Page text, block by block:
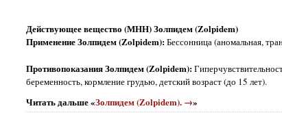
Действующее вещество (МНН) Золпидем (Zolpidem)
Применение Золпидем (Zolpidem):Бессонница (аномальная,
Противопоказания Золпидем (Zolpidem):
беременность, кормление грудью, детский возраст (до 15 лет).
Читать дальше «Золпидем (Zolpidem). →»